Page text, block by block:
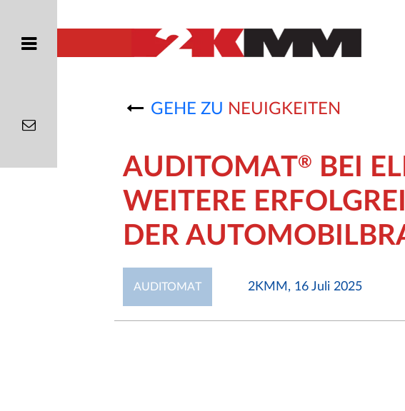
GEHE ZU NEUIGKEITEN
AUDITOMAT®
BEI
WEITERE
DER
AUDITOMAT 2KMM, 16 Juli 2025